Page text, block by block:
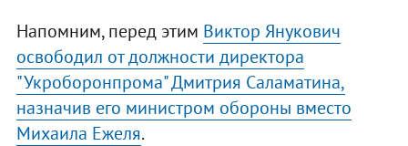
Напомним, перед этим Виктор Янукович
освободил от должности директора
"Укроборонпрома" Дмитрия Саламатина,
назначив его министром обороны вместо
Михаила Ежеля.